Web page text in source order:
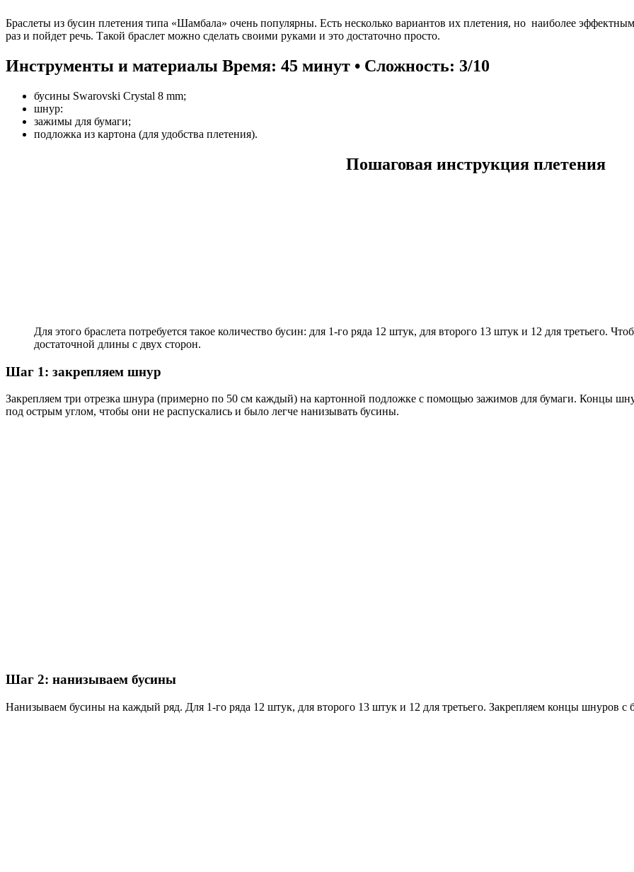
Браслеты из бусин плетения типа «Шамбала» очень популярны. Есть несколько вариантов их плетения, но наиболее
раз и пойдет речь. Такой браслет можно сделать своими руками и это достаточно просто.
Инструменты и материалы Время: 45 минут • Сложность: 3/10
бусины Swarovski Crystal 8 mm;
шнур:
зажимы для бумаги;
подложка из картона (для удобства плетения).
Пошаговая инструкция плетения
Для этого браслета потребуется такое количество бусин: для 1-го ряда 12 штук, для второго 13 штук и 12 для третьего.
достаточной длины с двух сторон.
Шаг 1: закрепляем шнур
Закрепляем три отрезка шнура (примерно по 50 см каждый) на картонной подложке с помощью зажимов для бумаги. Концы
под острым углом, чтобы они не распускались и было легче нанизывать бусины.
Шаг 2: нанизываем бусины
Нанизываем бусины на каждый ряд. Для 1-го ряда 12 штук, для второго 13 штук и 12 для третьего. Закрепляем концы шнуров с